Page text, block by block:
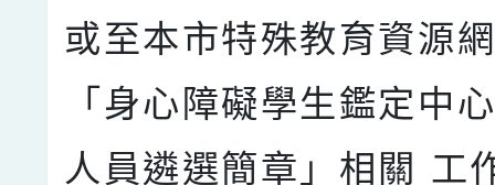
或至本市特殊教育資源
「身心障礙學生鑑定中
人員遴選簡章」相關 工